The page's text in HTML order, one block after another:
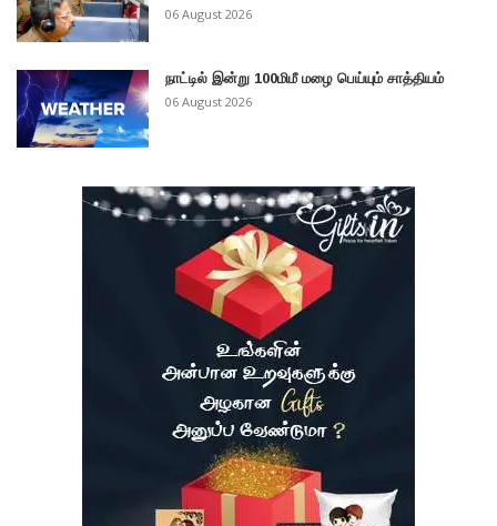
06 August 2026
நாட்டில் இன்று 100மிமீ மழை பெய்யும் சாத்தியம்
06 August 2026